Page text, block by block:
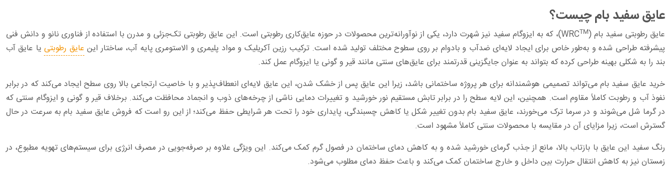
عایق سفید بام چیست؟
عایق رطوبتی سفید بام (WRCTM
)، که به ایزوگام سفید نیز شهرت دارد، یکی از نوآورانه‌ترین محصولات در حوزه عایق‌کاری رطوبتی است. این عایق رطوبتی تک‌جزئی ‏و مدرن با استفاده از فناوری نانو و دانش فنی
پیشرفته طراحی شده و به‌طور خاص برای ایجاد لایه‌ای ضدآب و بادوام بر روی سطوح مختلف تولید شده ‏است. ترکیب رزین آکریلیک و مواد پلیمری و الاستومری پایه آب، ساختار این عایق رطوبتی یا عایق آب
بند را به شکلی بهینه طراحی کرده که بتواند به عنوان جایگزینی ‏قدرتمند برای عایق‌های سنتی مانند قیر و گونی یا ایزوگام عمل کند‎.‎
خرید عایق سفید بام می‌تواند تصمیمی هوشمندانه برای هر پروژه ساختمانی باشد، زیرا این عایق پس از خشک شدن، این عایق لایه‌ای انعطاف‌پذیر و با ‏خاصیت ارتجاعی بالا روی سطح ایجاد می‌کند که در برابر
نفوذ آب و رطوبت کاملاً مقاوم است. همچنین، این لایه سطح را در برابر تابش مستقیم نور ‏خورشید و تغییرات دمایی ناشی از چرخه‌های ذوب و انجماد محافظت می‌کند. برخلاف قیر و گونی و ایزوگام سنتی که
در گرما شل می‌شوند و در سرما ‏ترک می‌خورند، عایق سفید بام بدون تغییر شکل یا کاهش چسبندگی، پایداری خود را تحت هر شرایطی حفظ می‌کند؛ از این رو است که فروش عایق ‏سفید بام به سرعت در حال
گسترش است، زیرا مزایای آن در مقایسه با محصولات سنتی کاملاً مشهود است.‏
رنگ سفید این عایق با بازتاب بالا، مانع از جذب گرمای خورشید شده و به کاهش دمای ساختمان در فصول گرم کمک می‌کند. این ویژگی علاوه بر ‏صرفه‌جویی در مصرف انرژی برای سیستم‌های تهویه مطبوع، در
زمستان نیز به کاهش انتقال حرارت بین داخل و خارج ساختمان کمک می‌کند و باعث ‏حفظ دمای مطلوب می‌شود‎.‎